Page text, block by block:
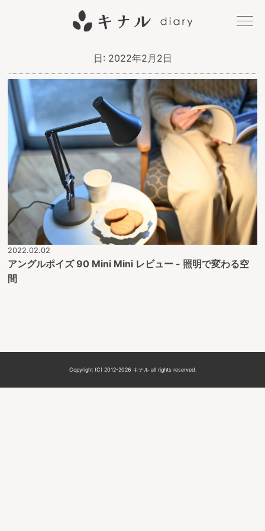
キナル
diary
日: 2022年2月2日
2022.02.02
アングルポイズ 90 Mini Mini レビュー - 照明で変わる空
間
Copyright (C) 2012-2026 キナル all rights reserved.